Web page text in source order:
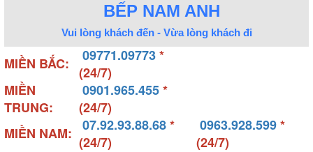
BẾP NAM ANH
Vui lòng khách đến - Vừa lòng khách đi
MIỀN BẮC: 09771.09773*
(24/7)
MIỀN
TRUNG:
0901.965.455*
(24/7)
MIỀN NAM:
07.92.93.88.68*
(24/7)
0963.928.599*
(24/7)